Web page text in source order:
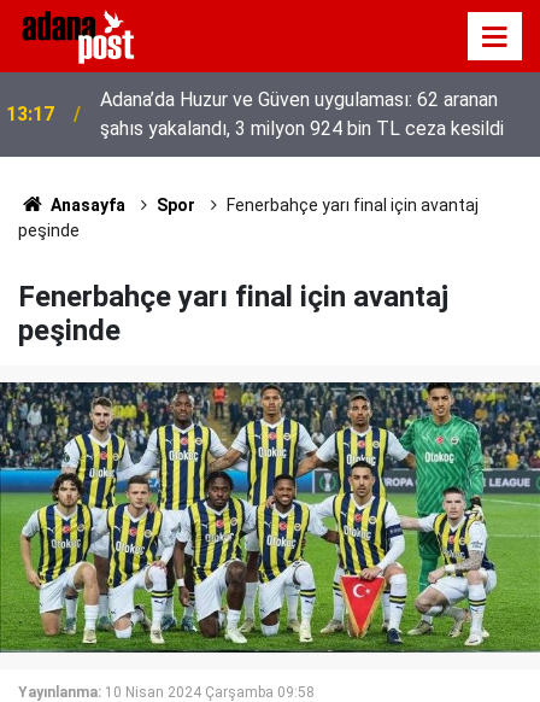
13:01
52 yıldır el emeğiyle üretiyor, mesleğin yok
olmamasına karşı direniyor
Anasayfa Spor
Fenerbahçe yarı final için avantaj
peşinde
Fenerbahçe yarı final için avantaj
peşinde
Yayınlanma: 10 Nisan 2024 Çarşamba 09:58